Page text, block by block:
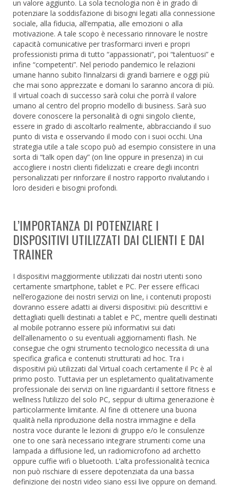
un valore aggiunto. La sola tecnologia non è in grado di
potenziare la soddisfazione di bisogni legati alla connessione
sociale, alla fiducia, all’empatia, alle emozioni o alla
motivazione. A tale scopo è necessario rinnovare le nostre
capacità comunicative per trasformarci inveri e propri
professionisti prima di tutto “appassionati”, poi “talentuosi” e
infine “competenti”. Nel periodo pandemico le relazioni
umane hanno subito l’innalzarsi di grandi barriere e oggi più
che mai sono apprezzate e domani lo saranno ancora di più.
Il virtual coach di successo sarà colui che porrà il valore
umano al centro del proprio modello di business. Sarà suo
dovere conoscere la personalità di ogni singolo cliente,
essere in grado di ascoltarlo realmente, abbracciando il suo
punto di vista e osservando il modo con i suoi occhi. Una
strategia utile a tale scopo può ad esempio consistere in una
sorta di “talk open day” (on line oppure in presenza) in cui
accogliere i nostri clienti fidelizzati e creare degli incontri
personalizzati per rinforzare il nostro rapporto rivalutando i
loro desideri e bisogni profondi.
L’IMPORTANZA DI POTENZIARE I
DISPOSITIVI UTILIZZATI DAI CLIENTI E DAI
TRAINER
I dispositivi maggiormente utilizzati dai nostri utenti sono
certamente smartphone, tablet e PC. Per essere efficaci
nell’erogazione dei nostri servizi on line, i contenuti proposti
dovranno essere adatti ai diversi dispositivi: più descrittivi e
dettagliati quelli destinati a tablet e PC, mentre quelli destinati
al mobile potranno essere più informativi sui dati
dell’allenamento o su eventuali aggiornamenti flash. Ne
consegue che ogni strumento tecnologico necessita di una
specifica grafica e contenuti strutturati ad hoc. Tra i
dispositivi più utilizzati dal Virtual coach certamente il Pc è al
primo posto. Tuttavia per un espletamento qualitativamente
professionale dei servizi on line riguardanti il settore fitness e
wellness l’utilizzo del solo PC, seppur di ultima generazione è
particolarmente limitante. Al fine di ottenere una buona
qualità nella riproduzione della nostra immagine e della
nostra voce durante le lezioni di gruppo e/o le consulenze
one to one sarà necessario integrare strumenti come una
lampada a diffusione led, un radiomicrofono ad archetto
oppure cuffie wifi o bluetooth. L’alta professionalità tecnica
non può rischiare di essere depotenziata da una bassa
definizione dei nostri video siano essi live oppure on demand.